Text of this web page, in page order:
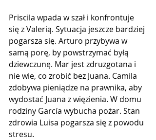
Priscila wpada w szał i konfrontuje
się z Valerią. Sytuacja jeszcze bardziej
pogarsza się. Arturo przybywa w
samą porę, by powstrzymać byłą
dziewczunę. Mar jest zdruzgotana i
nie wie, co zrobić bez Juana. Camila
zdobywa pieniądze na prawnika, aby
wydostać Juana z więzienia. W domu
rodziny García wybucha pożar. Stan
zdrowia Luisa pogarsza się z powodu
stresu.